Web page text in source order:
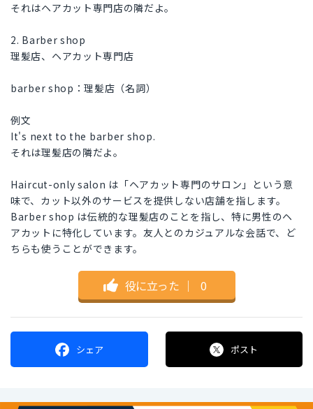
それはヘアカット専門店の隣だよ。
2. Barber shop
理髪店、ヘアカット専門店
barber shop：理髪店（名詞）
例文
It's next to the barber shop.
それは理髪店の隣だよ。
Haircut-only salon は「ヘアカット専門のサロン」という意
味で、カット以外のサービスを提供しない店舗を指します。
Barber shop は伝統的な理髪店のことを指し、特に男性のヘ
アカットに特化しています。友人とのカジュアルな会話で、ど
ちらも使うことができます。
役に立った ｜ 0
シェア ポスト